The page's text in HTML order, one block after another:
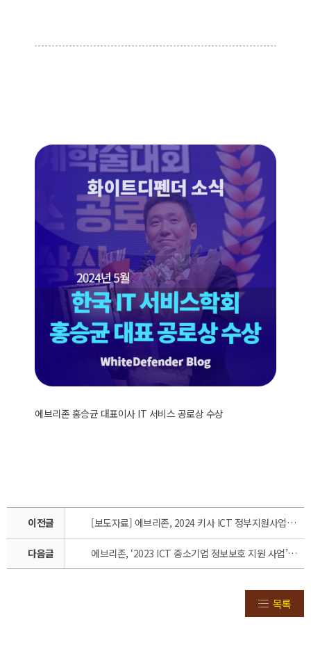
에브리존 홍승균 대표이사 IT 서비스 공로상 수상
이전글 [보도자료] 에브리존, 2024 키사 ICT 정부지원사업에 5년 연속 공급 기업 선정되었습니다.
다음글 에브리존, ‘2023 ICT 중소기업 정보보호 지원 사업’ 참여, 4년 연속 보안 솔루션 공급
목록